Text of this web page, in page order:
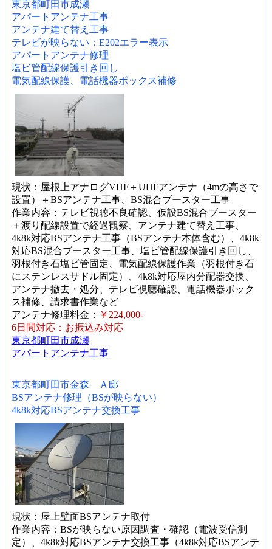
東京都町田市成瀬
アパートアンテナ工事
アンテナ建て替え工事
テレビが映らない：E202エラー表示
アパートアンテナ修理
塩ビ管配線保護引き回し
電気配線保護、電話機器ボックス補修
現状：屋根上アナログVHF＋UHFアンテナ（4mの高さで
設置）＋BSアンテナ工事、BS混合ブースター工事
作業内容：テレビ視聴不良確認、仮設BS混合ブースター
＋渡り配線設置で経過観察、アンテナ建て替え工事、
4k8k対応BSアンテナ工事（BSアンテナ本体含む）、4k8k
対応BS混合ブースター工事、塩ビ管配線保護引き回し、
羽根付き石塩ビ管固定、電気配線保護作業（羽根付き石
にステンレスサドル固定）、4k8k対応屋内分配器交換、
アンテナ撤去・処分、テレビ視聴確認、電話機器ボック
ス補修、請求書作業など
アンテナ修理料金：
￥224,000-
6日間対応：お振込み対応
東京都町田市成瀬
アパートアンテナ工事
東京都町田市金森 Ａ邸
BSアンテナ修理（BSが映らない）
4k8k対応BSアンテナ交換工事
現状：屋上壁面BSアンテナ取付
作業内容：BSが映らない原因調査・確認（電波受信測
定）、4k8k対応BSアンテナ交換工事（4k8k対応BSアンテ